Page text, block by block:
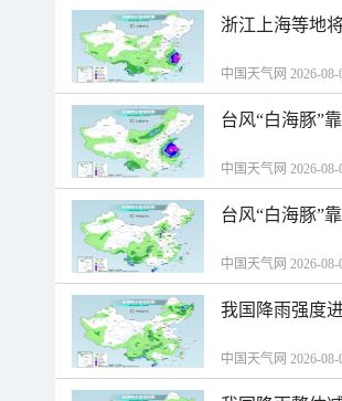
浙江上海等地
中国天气网 2026-08-
台风“白海豚”
中国天气网 2026-08-
台风“白海豚”
中国天气网 2026-08-
我国降雨强度
中国天气网 2026-08-